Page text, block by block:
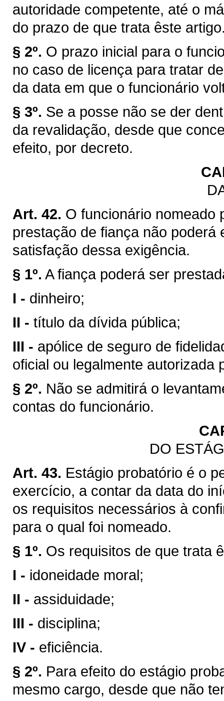
autoridade competente, até o
do prazo de que trata êste
§ 2º. O prazo inicial para o
no caso de licença para tratar
da data em que o funcionário
§ 3º. Se a posse não se der
da revalidação, desde que
efeito, por decreto.
Art. 42. O funcionário nomeado
prestação de fiança não
satisfação dessa exigência.
§ 1º. A fiança poderá ser
I - dinheiro;
II - título da dívida pública;
III - apólice de seguro de
oficial ou legalmente autorizada
§ 2º. Não se admitirá o
contas do funcionário.
DO
Art. 43. Estágio probatório é o
exercício, a contar da data do
os requisitos necessários à
para o qual foi nomeado.
§ 1º. Os requisitos de que trata
I - idoneidade moral;
II - assiduidade;
III - disciplina;
IV - eficiência.
§ 2º. Para efeito do estágio
mesmo cargo, desde que não